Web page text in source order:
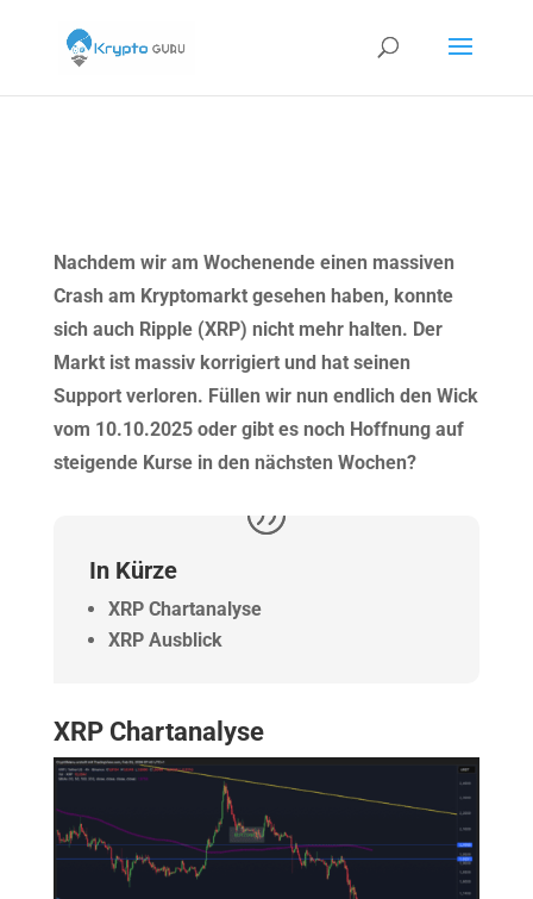
Nachdem wir am Wochenende einen massiven
Crash am Kryptomarkt gesehen haben, konnte
sich auch Ripple (XRP) nicht mehr halten. Der
Markt ist massiv korrigiert und hat seinen
Support verloren. Füllen wir nun endlich den Wick
vom 10.10.2025 oder gibt es noch Hoffnung auf
steigende Kurse in den nächsten Wochen?
In Kürze
XRP Chartanalyse
XRP Ausblick
XRP Chartanalyse